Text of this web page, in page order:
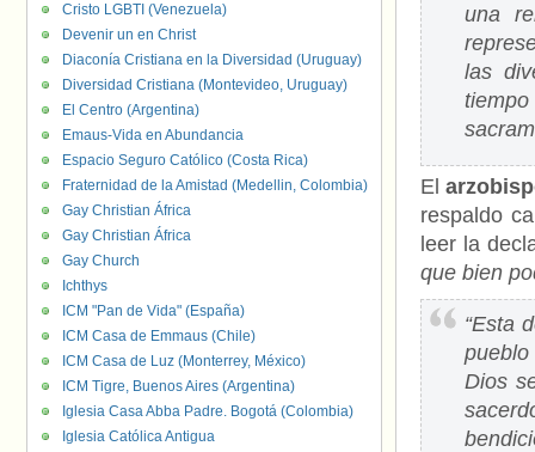
una
las
El
respaldo
leer la
que bien
“Esta
Dios
Cristo LGBTI (Venezuela)
Devenir un en Christ
Diaconía Cristiana en la Diversidad (Uruguay)
Diversidad Cristiana (Montevideo, Uruguay)
El Centro (Argentina)
Emaus-Vida en Abundancia
Espacio Seguro Católico (Costa Rica)
Fraternidad de la Amistad (Medellin, Colombia)
Gay Christian África
Gay Christian África
Gay Church
Ichthys
ICM "Pan de Vida" (España)
ICM Casa de Emmaus (Chile)
ICM Casa de Luz (Monterrey, México)
ICM Tigre, Buenos Aires (Argentina)
Iglesia Casa Abba Padre. Bogotá (Colombia)
Iglesia Católica Antigua